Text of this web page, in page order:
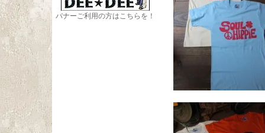
バナーご利用の方はこちらを！